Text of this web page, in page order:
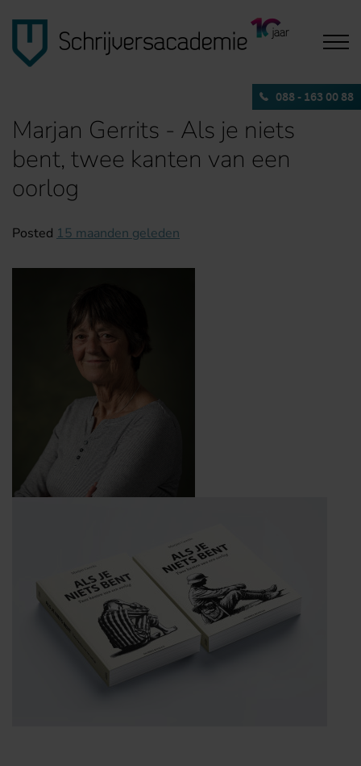
088 - 163 00 88
Marjan Gerrits - Als je niets
bent, twee kanten van een
oorlog
Posted 15 maanden geleden